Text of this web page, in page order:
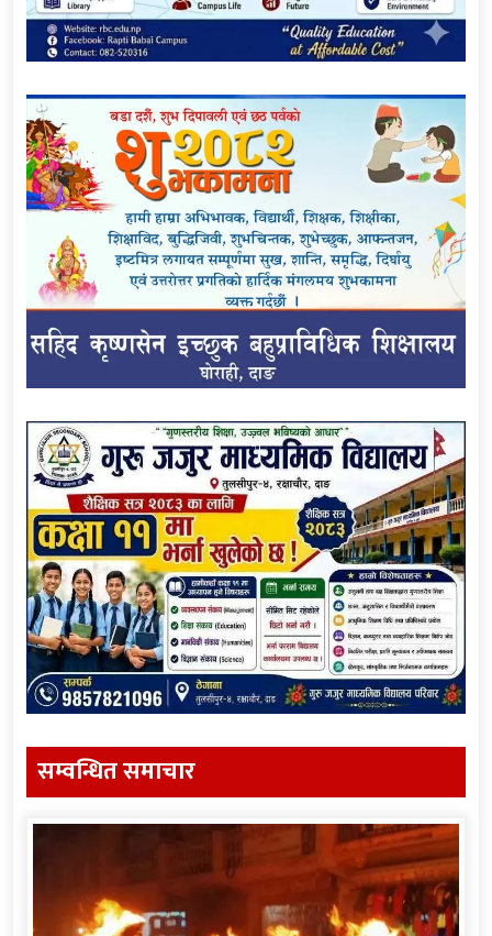
सम्वन्धित समाचार